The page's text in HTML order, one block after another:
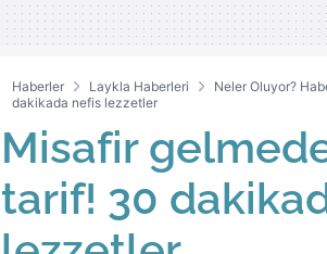
Haberler Laykla Haberleri Neler Oluyor?
dakikada nefis lezzetler
Misafir
tarif! 30